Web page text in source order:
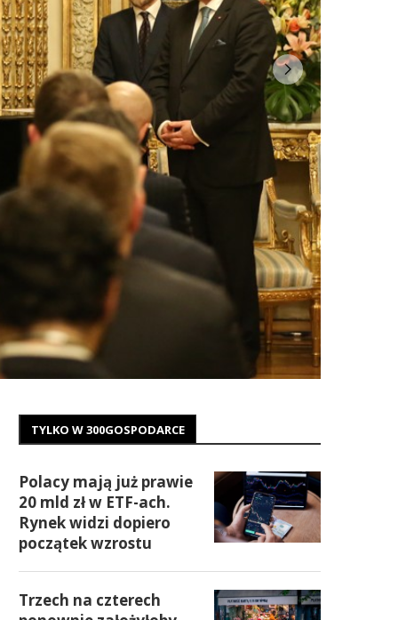
TYLKO W 300GOSPODARCE
Polacy mają już prawie
20 mld zł w ETF-ach.
początek wzrostu